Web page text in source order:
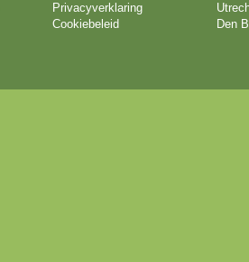
Privacyverklaring
Cookiebeleid
Den